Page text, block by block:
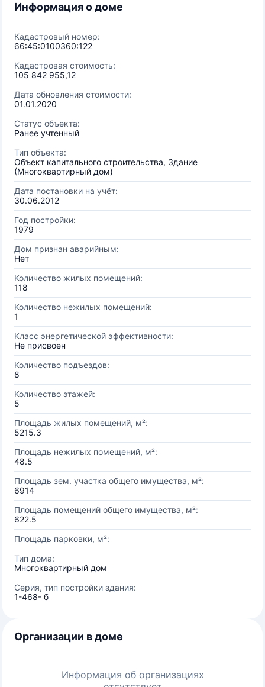
Информация о доме
Кадастровый номер:
66:45:0100360:122
Кадастровая стоимость:
105 842 955,12
Дата обновления стоимости:
01.01.2020
Статус объекта:
Ранее учтенный
Тип объекта:
Объект капитального строительства, Здание
(Многоквартирный дом)
Дата постановки на учёт:
30.06.2012
Год постройки:
1979
Дом признан аварийным:
Нет
Количество жилых помещений:
118
Количество нежилых помещений:
1
Класс энергетической эффективности:
Не присвоен
Количество подъездов:
8
Количество этажей:
5
Площадь жилых помещений, м²:
5215.3
Площадь нежилых помещений, м²:
48.5
Площадь зем. участка общего имущества, м²:
6914
Площадь помещений общего имущества, м²:
622.5
Площадь парковки, м²:
Тип дома:
Многоквартирный дом
Серия, тип постройки здания:
1-468- б
Организации в доме
Информация об организациях